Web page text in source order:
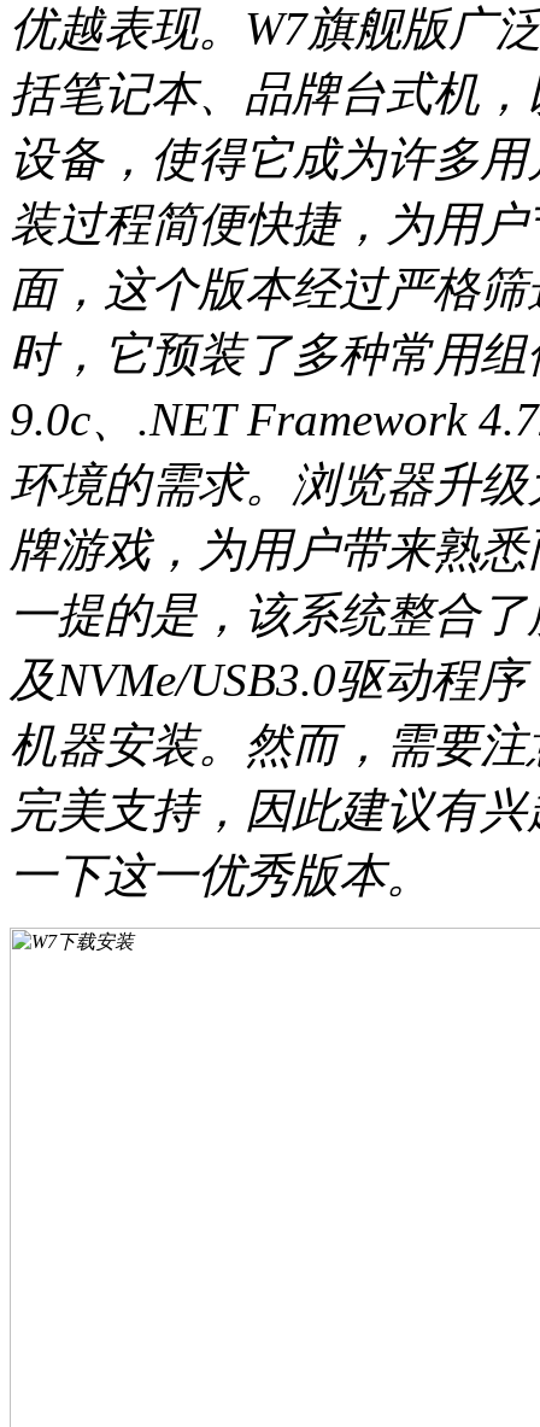
优越表现。W7旗舰版广
括笔记本、品牌台式机
设备，使得它成为许多
装过程简便快捷，为用
面，这个版本经过严格
时，它预装了多种常用
9.0c、.NET Framework
环境的需求。浏览器升
牌游戏，为用户带来熟
一提的是，该系统整合
及NVMe/USB3.0驱动程
机器安装。然而，需要
完美支持，因此建议有
一下这一优秀版本。